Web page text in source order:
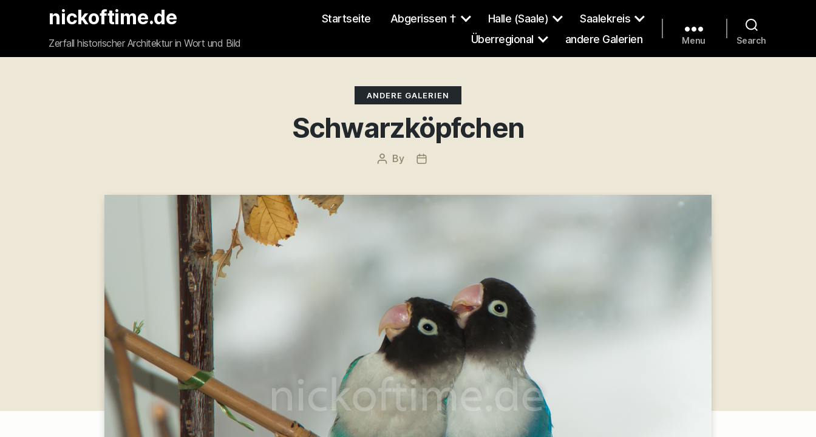
nickoftime.de
Zerfall historischer Architektur in Wort und Bild
Startseite Abgerissen † Halle (Saale)
Saalekreis
Überregional
andere Galerien Menu Search
Categories
ANDERE GALERIEN
Schwarzköpfchen
Post
By
Post